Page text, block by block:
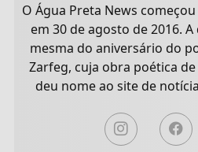
O Água Preta News
em 30 de agosto de 2016. A
mesma do aniversário do
Zarfeg, cuja obra poética de
deu nome ao site de